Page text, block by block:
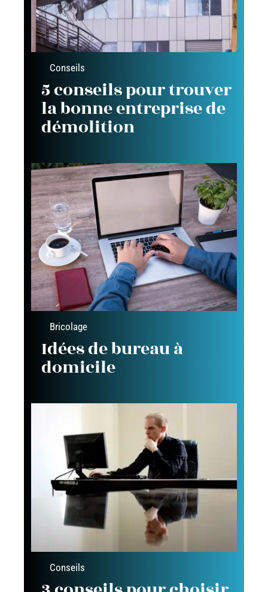
Conseils
5 conseils pour trouver
la bonne entreprise de
démolition
Bricolage
Idées de bureau à
domicile
Conseils